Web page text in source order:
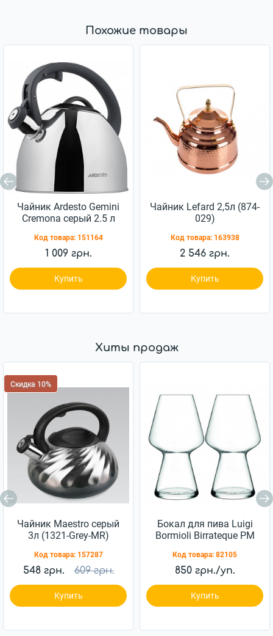
Похожие товары
Чайник Ardesto Gemini
Cremona серый 2.5 л
Код товара: 151164
1 009 грн.
Купить
Чайник Lefard 2,5л (874-
029)
Код товара: 163938
2 546 грн.
Купить
Хиты продаж
Скидка 10%
Чайник Maestro серый
3л (1321-Grey-MR)
Код товара: 157287
548 грн. 609 грн.
Купить
Бокал для пива Luigi
Bormioli Birrateque PM
(11828/02)
Код товара: 82105
850 грн./уп.
Купить